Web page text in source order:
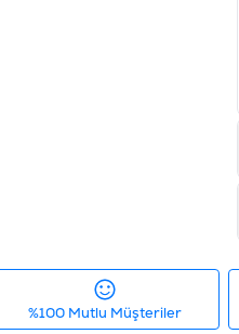
%100 Mutlu Müşteriler